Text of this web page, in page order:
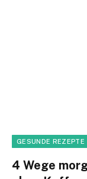
GESUNDE REZEPTE
4 Wege